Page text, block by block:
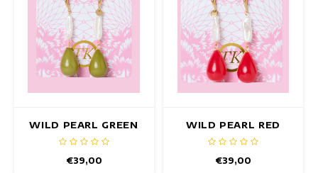
WILD PEARL GREEN
OHRRINGE
€39,00
WILD PEARL RED
OHRRINGE
€39,00